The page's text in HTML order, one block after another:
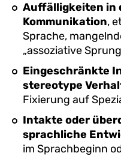
Auffälligkeiten in
Kommunikation,
Sprache,
„assoziative
Eingeschränkte
stereotype
Fixierung auf
Intakte oder
sprachliche
im Sprachbeginn